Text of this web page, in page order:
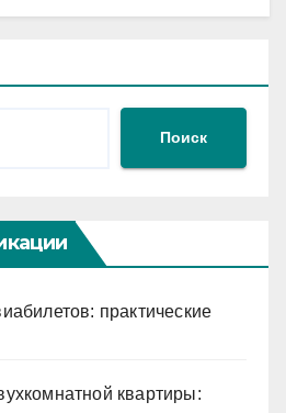
Поиск
практические
квартиры: